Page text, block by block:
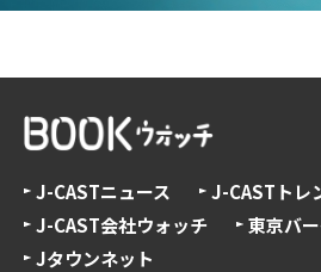
J-CASTニュース
J-CASTトレ
J-CAST会社ウォッチ
東京バ
Jタウンネット